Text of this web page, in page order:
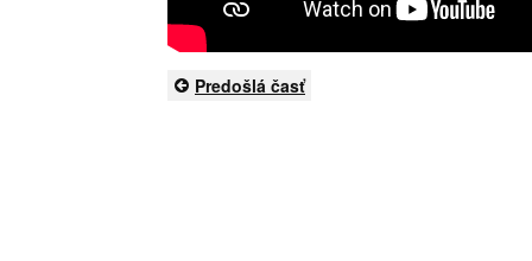
Predošlá časť